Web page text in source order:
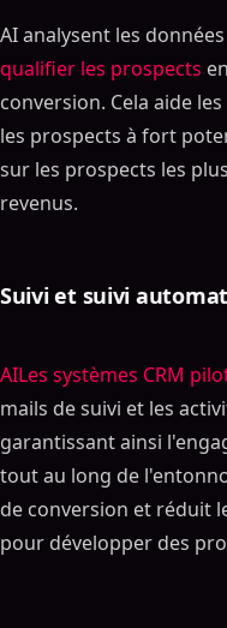
AI analysent les
qualifier les prospects
conversion. Cela aide
les prospects à fort
sur les prospects les
revenus.
Suivi et suivi
AILes systèmes CRM
mails de suivi et les
garantissant ainsi
tout au long de
de conversion et réduit
pour développer des